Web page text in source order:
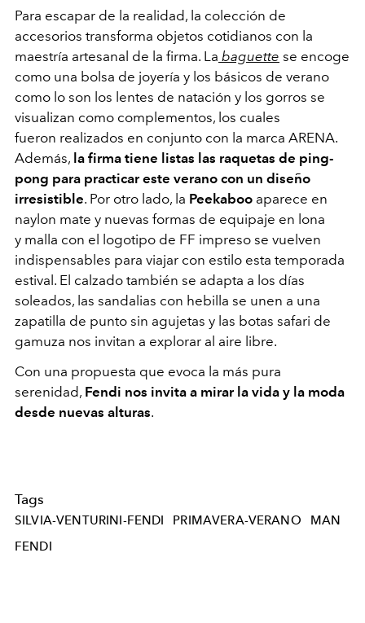
Para escapar de la realidad, la colección de
accesorios transforma objetos cotidianos con la
maestría artesanal de la firma. La baguette se encoge
como una bolsa de joyería y los básicos de verano
como lo son los lentes de natación y los gorros se
visualizan como complementos, los cuales
fueron realizados en conjunto con la marca ARENA.
Además, la firma tiene listas las raquetas de ping-
pong para practicar este verano con un diseño
irresistible. Por otro lado, la Peekaboo aparece en
naylon mate y nuevas formas de equipaje en lona
y malla con el logotipo de FF impreso se vuelven
indispensables para viajar con estilo esta temporada
estival. El calzado también se adapta a los días
soleados, las sandalias con hebilla se unen a una
zapatilla de punto sin agujetas y las botas safari de
gamuza nos invitan a explorar al aire libre.
Con una propuesta que evoca la más pura
serenidad, Fendi nos invita a mirar la vida y la moda
desde nuevas alturas.
Tags
SILVIA-VENTURINI-FENDI PRIMAVERA-VERANO
MAN
FENDI